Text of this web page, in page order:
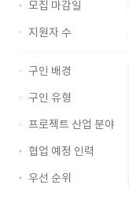
모집 마감일
지원자 수
구인 배경
구인 유형
프로젝트 산업 분야
협업 예정 인력
우선 순위